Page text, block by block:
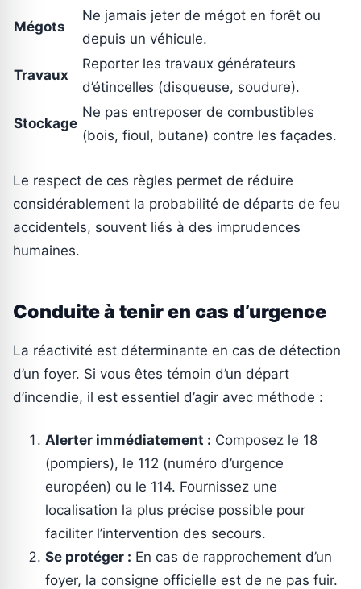
Mégots
Ne jamais jeter de mégot en forêt ou
depuis un véhicule.
Travaux
Reporter les travaux générateurs
d’étincelles (disqueuse, soudure).
Stockage
Ne pas entreposer de combustibles
(bois, fioul, butane) contre les façades.
Le respect de ces règles permet de réduire
considérablement la probabilité de départs de feu
accidentels, souvent liés à des imprudences
humaines.
Conduite à tenir en cas d’urgence
La réactivité est déterminante en cas de détection
d’un foyer. Si vous êtes témoin d’un départ
d’incendie, il est essentiel d’agir avec méthode :
Alerter immédiatement : Composez le 18
(pompiers), le 112 (numéro d’urgence
européen) ou le 114. Fournissez une
localisation la plus précise possible pour
faciliter l’intervention des secours.
Se protéger : En cas de rapprochement d’un
foyer, la consigne officielle est de ne pas fuir.